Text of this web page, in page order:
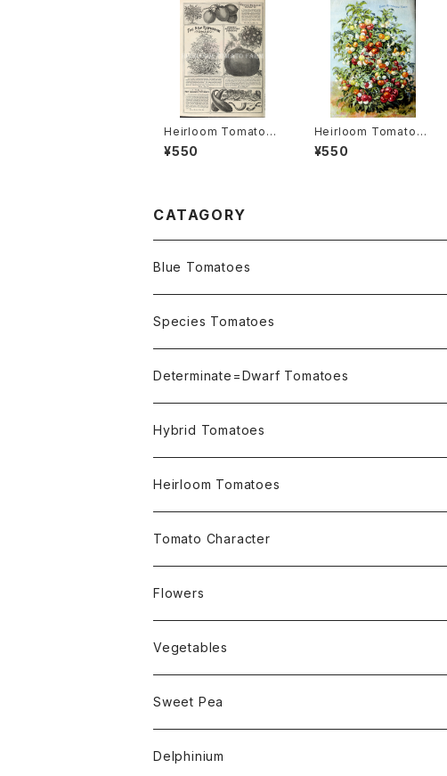
Heirloom Tomato®
The New Resplend
ent エアルーム・トマト・
¥550
Heirloom Tomato®
Childs' Resplenden
t=Resplendent エア
¥550
CATAGORY
Blue Tomatoes
OSU INDIGO Series
Not OSU Blue Tomatoes
Species Tomatoes
Determinate=Dwarf Tomatoes
Micro Determinate 10cm~30cm
Small Determinate 30cm~50cm
Medium Determinate 50~100cm
Large Determinate 100~150cm
Semi Indeterminate ~150cm
Hybrid Tomatoes
Heirloom Tomatoes
Amber Heirloom Tomatoes
Bi-Color Heirloom Tomatoes
Black Heirloom Tomatoes
Colorful Heirloom Tomatoes
Crimson Heirloom Tomatoes
Tomato Character
Culinary Uses
For Canning
For Dry
Disease Resistance
Alternaria Blight
Alternaria Stem Canker
Disorders Resitance
Cold 耐寒性
Flesh or Inside
Flowers
Nasturtium・ナスターチウム
Vegetables
Amaranthus・アマランサス
Artichoke・アーチチョーク
Sweet Pea
Dwarf・ドワーフ
Delphinium